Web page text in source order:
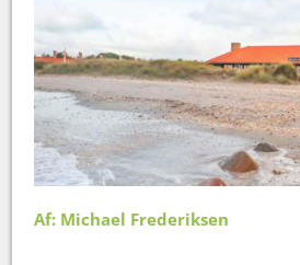
Af: Michael Frederiksen